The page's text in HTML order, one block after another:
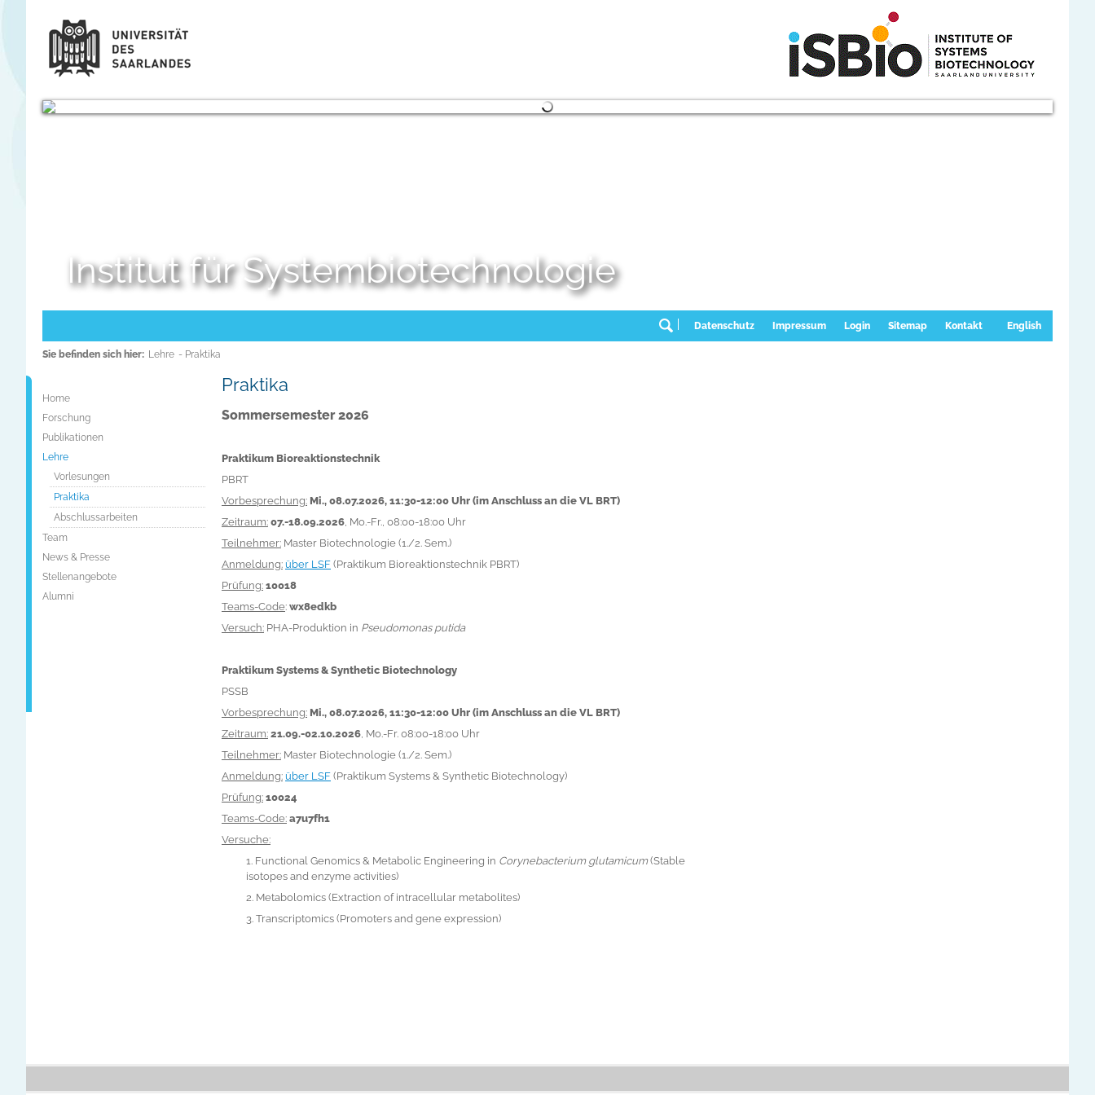
Institut für Systembiotechnologie
English
Kontakt
Sitemap
Login
Impressum
Datenschutz
Sie befinden sich hier: Lehre - Praktika
Home
Forschung
Publikationen
Lehre
Vorlesungen
Praktika
Abschlussarbeiten
Team
News & Presse
Stellenangebote
Alumni
Praktika
Sommersemester 2026
Praktikum Bioreaktionstechnik
PBRT
Vorbesprechung: Mi., 08.07.2026, 11:30-12:00 Uhr (im Anschluss an die VL BRT)
Zeitraum: 07.-18.09.2026, Mo.-Fr., 08:00-18:00 Uhr
Teilnehmer: Master Biotechnologie (1./2. Sem.)
Anmeldung: über LSF (Praktikum Bioreaktionstechnik PBRT)
Prüfung: 10018
Teams-Code: wx8edkb
Versuch: PHA-Produktion in Pseudomonas putida
Praktikum Systems & Synthetic Biotechnology
PSSB
Vorbesprechung: Mi., 08.07.2026, 11:30-12:00 Uhr (im Anschluss an die VL BRT)
Zeitraum: 21.09.-02.10.2026, Mo.-Fr. 08:00-18:00 Uhr
Teilnehmer: Master Biotechnologie (1./2. Sem.)
Anmeldung: über LSF (Praktikum Systems & Synthetic Biotechnology)
Prüfung: 10024
Teams-Code: a7u7fh1
Versuche:
1. Functional Genomics & Metabolic Engineering in Corynebacterium glutamicum(Stable
isotopes and enzyme activities)
2. Metabolomics (Extraction of intracellular metabolites)
3. Transcriptomics (Promoters and gene expression)